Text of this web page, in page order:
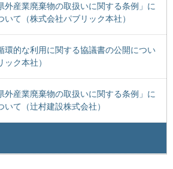
外産業廃棄物の取扱いに関する条例」に
て（株式会社パブリック本社）
環的な利用に関する協議書の公開につい
ク本社）
外産業廃棄物の取扱いに関する条例」に
て（辻村建設株式会社）